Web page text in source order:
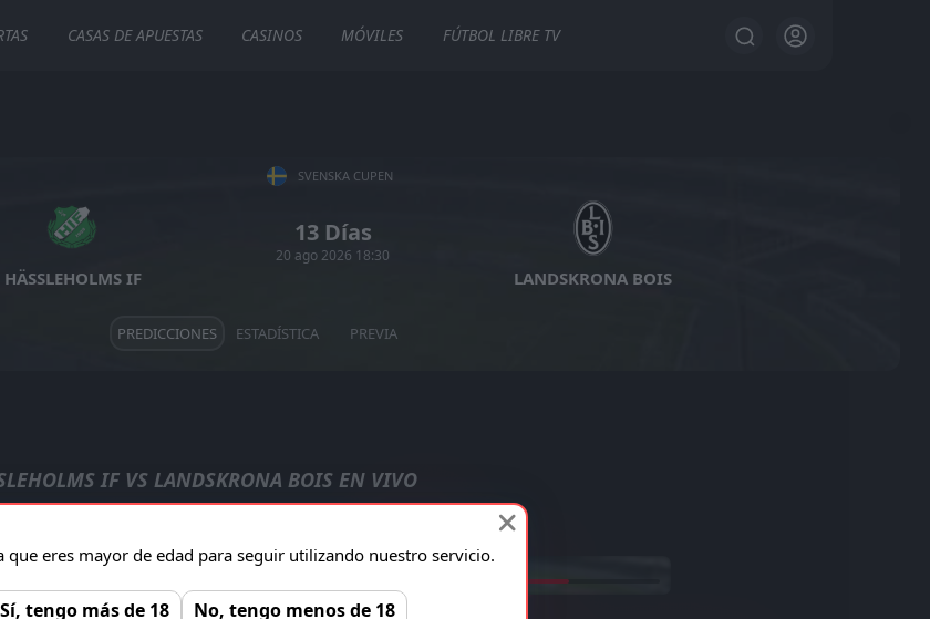
CASAS DE APUESTAS CASINOS MÓVILES FÚTBOL LIBRE TV
SVENSKA CUPEN
HÄSSLEHOLMS IF
13 Días
20 ago 2026 18:30
LANDSKRONA BOIS
PREDICCIONES ESTADÍSTICA PREVIA
IF VS LANDSKRONA BOIS EN VIVO
LEGAL!
REGISTRAR
que eres mayor de edad para seguir utilizando nuestro servicio.
Sí, tengo más de 18 No, tengo menos de 18